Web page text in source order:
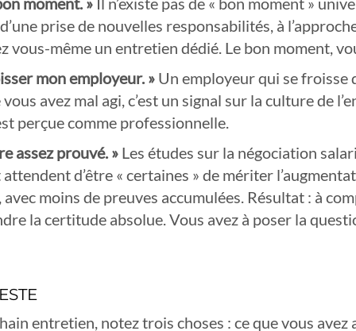
prise de nouvelles responsabilités, à
vous-même un entretien dédié. Le bon moment,
mon employeur. » Un employeur qui se froisse
avez mal agi, c’est un signal sur la culture de
perçue comme professionnelle.
assez prouvé. » Les études sur la négociation
d’être « certaines » de mériter
moins de preuves accumulées. Résultat : à
la certitude absolue. Vous avez à poser la
entretien, notez trois choses : ce que vous